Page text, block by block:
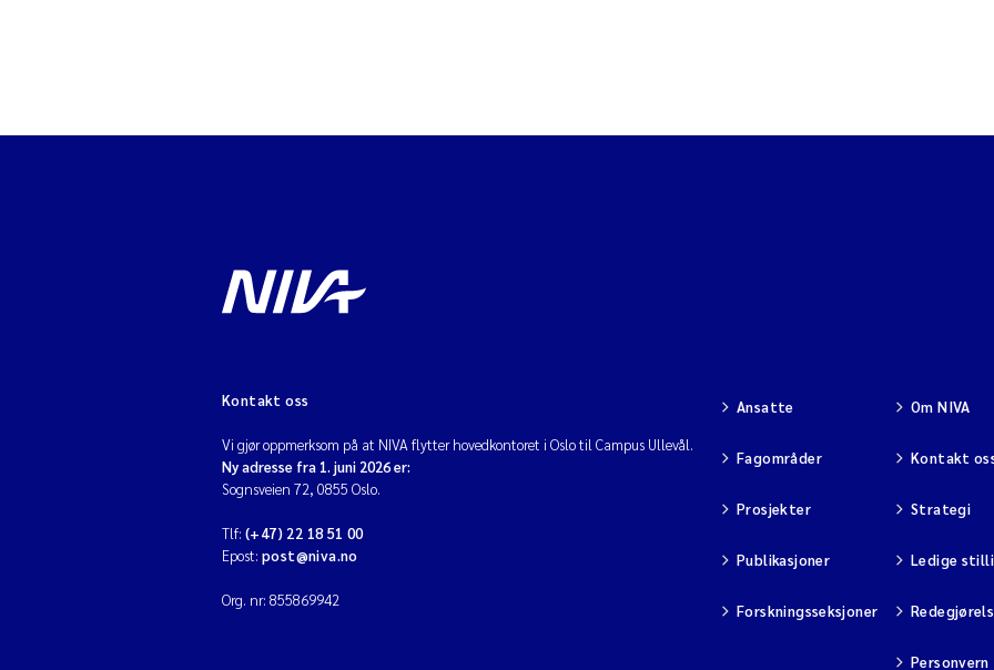
Kontakt oss
Vi gjør oppmerksom på at NIVA flytter hovedkontoret i Oslo til Campus Ullevål.
Ny adresse fra 1. juni 2026 er:
Sognsveien 72, 0855 Oslo.
Tlf: (+47) 22 18 51 00
Epost: post@niva.no
Org. nr: 855869942
Ansatte
Fagområder
Prosjekter
Publikasjoner
Forskningsseksjoner
Om NIVA
Kontakt
Strategi
Ledige
Personvern